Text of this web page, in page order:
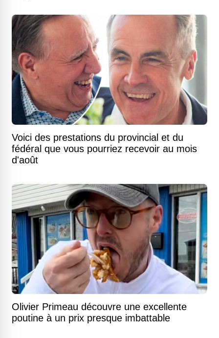
Voici des prestations du provincial et du
fédéral que vous pourriez recevoir au mois
d'août
Olivier Primeau découvre une excellente
poutine à un prix presque imbattable